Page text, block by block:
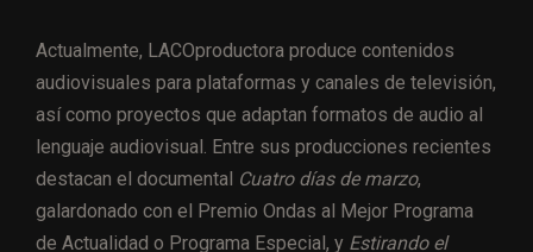
Actualmente, LACOproductora produce contenidos
audiovisuales para plataformas y canales de televisión,
así como proyectos que adaptan formatos de audio al
lenguaje audiovisual. Entre sus producciones recientes
destacan el documental Cuatro días de marzo,
galardonado con el Premio Ondas al Mejor Programa
de Actualidad o Programa Especial, y Estirando el